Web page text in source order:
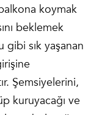
koymak
beklemek
gibi sık yaşanan
Şemsiyelerini,
kuruyacağı ve